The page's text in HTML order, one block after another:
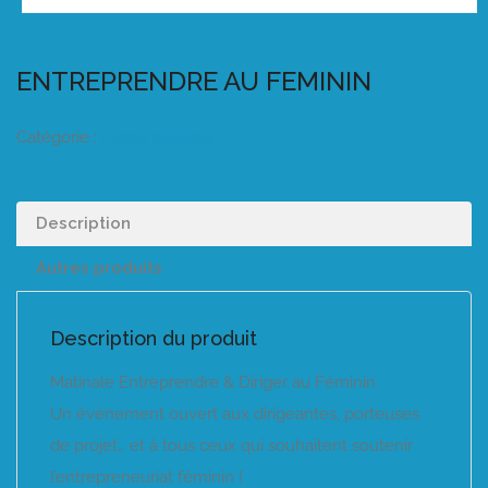
ENTREPRENDRE AU FEMININ
Catégorie :
Description
Autres produits
Description du produit
Matinale Entreprendre & Diriger au Féminin
Un événement ouvert aux dirigeantes, porteuses
de projet… et à tous ceux qui souhaitent soutenir
l’entrepreneuriat féminin !